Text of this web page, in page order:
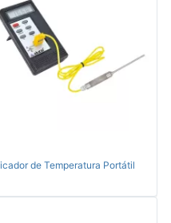
de Temperatura Portátil